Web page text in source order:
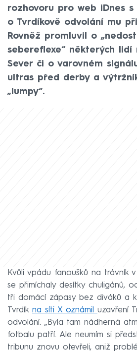
rozhovoru pro web iDnes
o Tvrdíkově odvolání mu
Rovněž promluvil o
sebereflexe“ některých lidí
Sever či o varovném
ultras před derby a
„lumpy“.
Kvůli vpádu fanoušků na trávník
se přimíchaly desítky chuligánů,
tři domácí zápasy bez diváků a
Tvrdík na síti X oznámil uzavření
odvolání. „Byla tam nádherná
fotbalu patří. Ale neumím si
tribunu znovu otevřeli, aniž